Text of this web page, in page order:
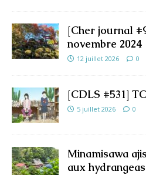
[Cher journal
novembre 2024
12 juillet 2026 0
[CDLS #531]
5 juillet 2026 0
Minamisawa
aux